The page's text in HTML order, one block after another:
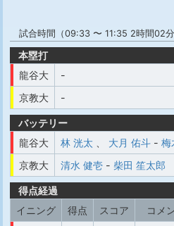
試合時間（09:33 〜 11:35 2時間02分
本塁打
龍谷大
-
京教大
-
バッテリー
龍谷大
林 洸太 大月 佑斗 - 梅
京教大
清水 健壱 - 柴田 笙太郎
得点経過
イニング
得点 スコア コメ